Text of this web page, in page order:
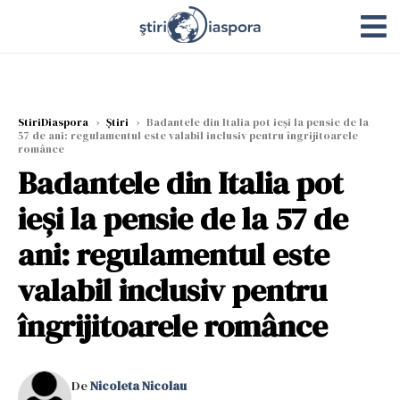
StiriDiaspora › Știri › Badantele din Italia pot ieși la pensie de la
57 de ani: regulamentul este valabil inclusiv pentru îngrijitoarele
românce
Badantele din Italia pot
ieși la pensie de la 57 de
ani: regulamentul este
valabil inclusiv pentru
îngrijitoarele românce
DeNicoleta Nicolau